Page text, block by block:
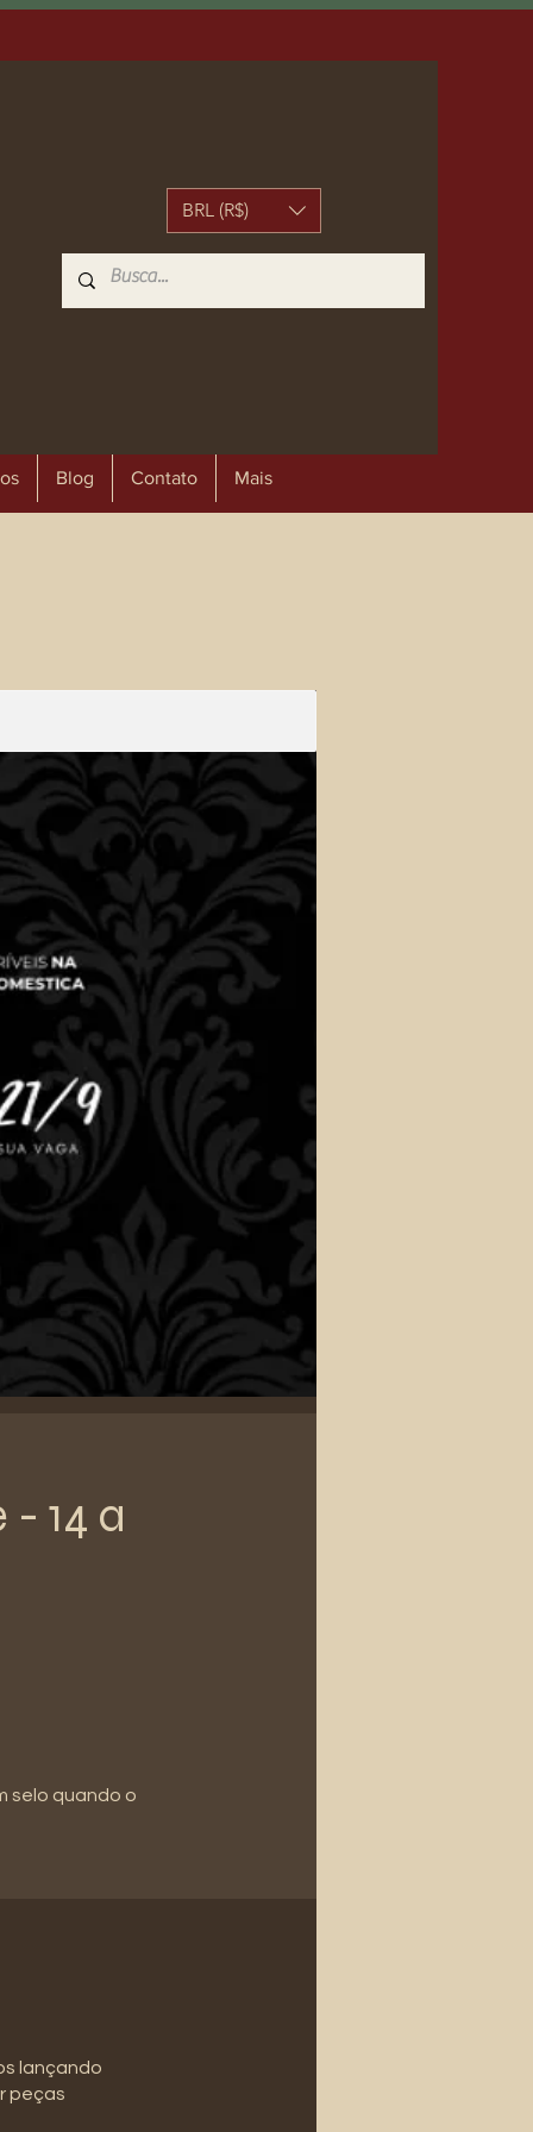
BRL (R$)
Blog Contato Mais
14 a
selo quando o
lançando
peças